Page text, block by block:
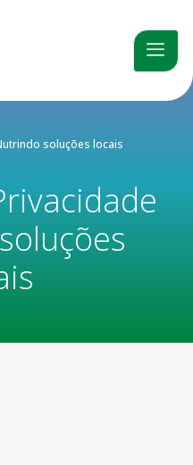
soluções locais